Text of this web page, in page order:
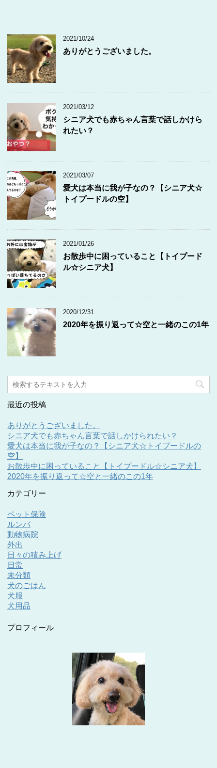
2021/10/24
ありがとうございました。
2021/03/12
シニア犬でも赤ちゃん言葉で話しかけら
れたい？
2021/03/07
愛犬は本当に我が子なの？【シニア犬☆
トイプードルの空】
2021/01/26
お散歩中に困っていること【トイプード
ル☆シニア犬】
2020/12/31
2020年を振り返って☆空と一緒のこの1年
最近の投稿
ありがとうございました。
シニア犬でも赤ちゃん言葉で話しかけられたい？
愛犬は本当に我が子なの？【シニア犬☆トイプードルの
空】
お散歩中に困っていること【トイプードル☆シニア犬】
2020年を振り返って☆空と一緒のこの1年
カテゴリー
ペット保険
ルンバ
動物病院
外出
日々の積み上げ
日常
未分類
犬のごはん
犬服
犬用品
プロフィール